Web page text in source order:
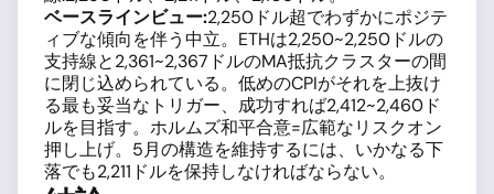
ベースラインビュー:2,250ドル超でわずかにポジテ
ィブな傾向を伴う中立。ETHは2,250~2,250ドルの
支持線と2,361~2,367ドルのMA抵抗クラスターの間
に閉じ込められている。低めのCPIがそれを上抜け
る最も妥当なトリガー、成功すれば2,412~2,460ド
ルを目指す。ホルムズ和平合意=広範なリスクオン
押し上げ。5月の構造を維持するには、いかなる下
落でも2,211ドルを保持しなければならない。